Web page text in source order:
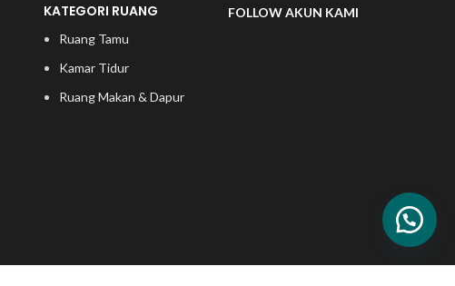
KATEGORI RUANG
Ruang Tamu
Kamar Tidur
Ruang Makan & Dapur
FOLLOW AKUN KAMI